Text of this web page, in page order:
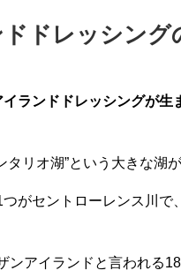
ドレッシング
ランドドレッシングが生
タリオ湖”という大きな湖
がセントローレンス川
ンアイランドと言われる